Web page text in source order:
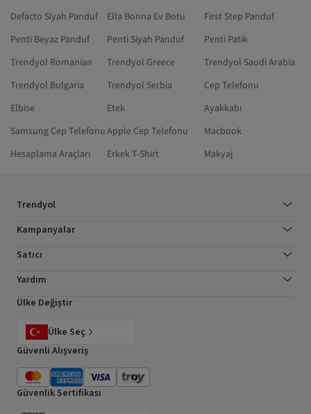
Defacto Siyah Panduf
Ella Bonna Ev Botu
First Step Panduf
Penti Beyaz Panduf
Penti Siyah Panduf
Penti Patik
Trendyol Romanian
Trendyol Greece
Trendyol Saudi Arabia
Trendyol Bulgaria
Trendyol Serbia
Cep Telefonu
Elbise
Etek
Ayakkabı
Samsung Cep TelefonuApple Cep Telefonu
Macbook
Hesaplama Araçları
Erkek T-Shirt Makyaj
Trendyol
Kampanyalar
Satıcı
Yardım
Ülke Değiştir
Ülke Seç
Güvenli Alışveriş
Güvenlik Sertifikası